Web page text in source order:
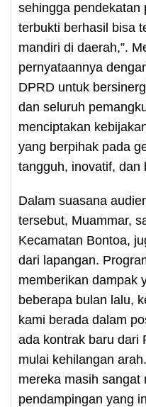
sehingga pendekatan
terbukti berhasil bisa
mandiri di daerah,”.
pernyataannya
DPRD untuk
dan seluruh
menciptakan
yang berpihak pada
tangguh, inovatif, dan
Dalam suasana
tersebut, Muammar,
Kecamatan Bontoa,
dari lapangan.
memberikan dampak
beberapa bulan lalu,
kami berada dalam
ada kontrak baru dari
mulai kehilangan
mereka masih sangat
pendampingan yang